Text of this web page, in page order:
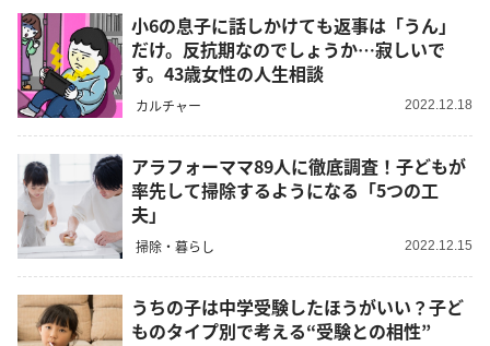
小6の息子に話しかけても返事は「うん」
だけ。反抗期なのでしょうか…寂しいで
す。43歳女性の人生相談
カルチャー 2022.12.18
アラフォーママ89人に徹底調査！子どもが
率先して掃除するようになる「5つの工
夫」
掃除・暮らし 2022.12.15
うちの子は中学受験したほうがいい？子ど
ものタイプ別で考える“受験との相性”